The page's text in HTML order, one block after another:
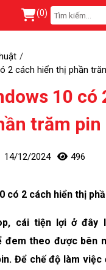
(0)
2 cách hiển thị phần
10 có
trăm pin
14/12/2024 496
có 2 cách hiển thị
cái tiện lợi ở đây
đem theo được bên
Để chế độ làm